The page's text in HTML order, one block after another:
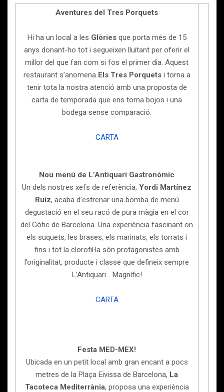
Aventures del Tres Porquets
Hi ha un local a les Glòriesque porta més de 15
anys donant-ho tot i segueixen lluitant per oferir el
millor del que fan com si fos el primer dia. Aquest
restaurant s’anomena Els Tres Porquetsi torna a
tenir tota la nostra atenció amb una proposta de
carta de temporada que ens torna bojos i una
bodega sense comparació.
CARTA
Nou menú de L’Antiquari Gastronòmic
Un dels nostres xefs de referència, Yordi Martínez
Ruíz, acaba d’estrenar una bomba de menú
degustació en el seu racó de pura màgia en el cor
del Gòtic de Barcelona. Una experiència fascinant on
els suquets, les brases, els marinats, els torrats i
fins i tot la clorofil·la són protagonistes amb
l’originalitat, producte i classe que defineix sempre
L’Antiquari… Magnífic!
CARTA
Festa MED-MEX!
Ubicada en un petit local amb gran encant a pocs
metres de la Plaça Eivissa de Barcelona, La
Tacoteca Mediterrània, proposa una experiència